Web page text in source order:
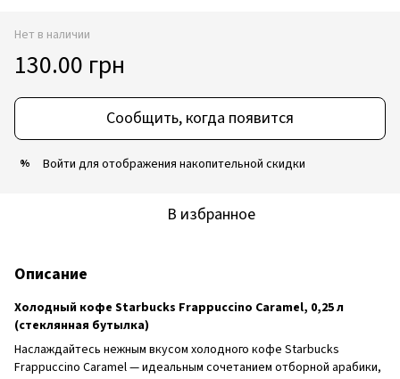
Нет в наличии
130.00 грн
Сообщить, когда появится
% Войти для отображения накопительной скидки
В избранное
Описание
Холодный кофе Starbucks Frappuccino Caramel, 0,25 л
(стеклянная бутылка)
Наслаждайтесь нежным вкусом холодного кофе Starbucks
Frappuccino Caramel — идеальным сочетанием отборной арабики,